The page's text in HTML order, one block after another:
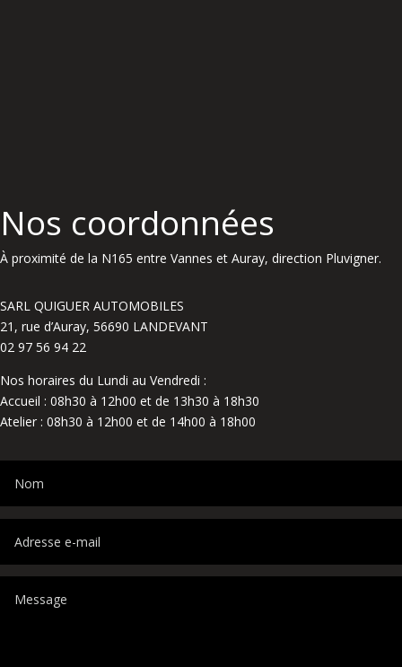
Nos coordonnées
À proximité de la N165 entre Vannes et Auray, direction Pluvigner.
SARL QUIGUER AUTOMOBILES
21, rue d’Auray, 56690 LANDEVANT
02 97 56 94 22
Nos horaires du Lundi au Vendredi :
Accueil : 08h30 à 12h00 et de 13h30 à 18h30
Atelier : 08h30 à 12h00 et de 14h00 à 18h00